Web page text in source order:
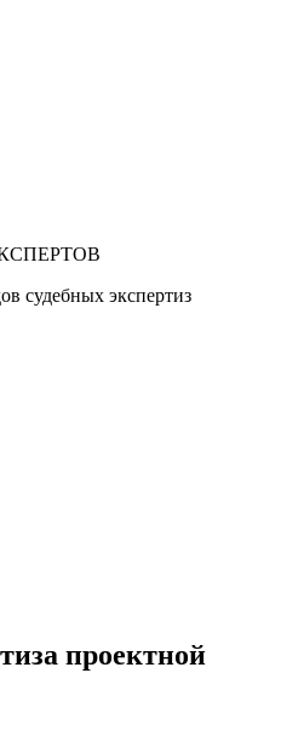
судебных экспертиз
проектной